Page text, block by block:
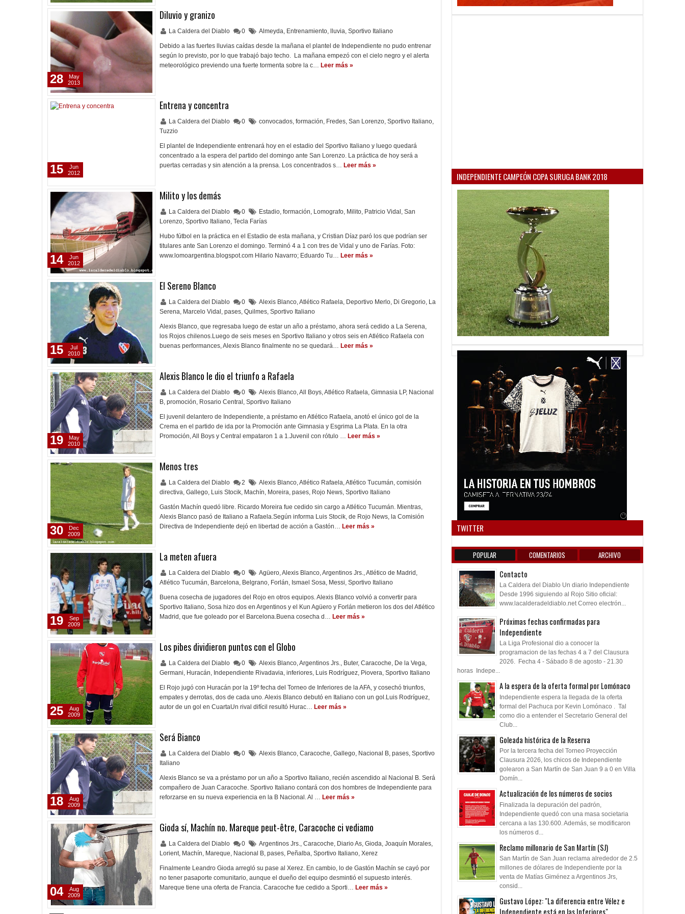
Diluvio y granizo
La Caldera del Diablo 0 Almeyda, Entrenamiento, lluvia, Sportivo Italiano
Debido a las fuertes lluvias caídas desde la mañana el plantel de Independiente no pudo entrenar
según lo previsto, por lo que trabajó bajo techo. La mañana empezó con el cielo negro y el alerta
meteorológico previendo una fuerte tormenta sobre la c… Leer más »
28
May
2013
Entrena y concentra
La Caldera del Diablo 0 convocados, formación, Fredes, San Lorenzo, Sportivo Italiano,
Tuzzio
El plantel de Independiente entrenará hoy en el estadio del Sportivo Italiano y luego quedará
concentrado a la espera del partido del domingo ante San Lorenzo. La práctica de hoy será a
puertas cerradas y sin atención a la prensa. Los concentrados s… Leer más »
15
Jun
2012
Milito y los demás
La Caldera del Diablo 0 Estadio, formación, Lomografo, Milito, Patricio Vidal , San
Lorenzo, Sportivo Italiano, Tecla Farías
Hubo fútbol en la práctica en el Estadio de esta mañana, y Cristian Díaz paró los que podrían ser
titulares ante San Lorenzo el domingo. Terminó 4 a 1 con tres de Vidal y uno de Farías. Foto:
www.lomoargentina.blogspot.com Hilario Navarro; Eduardo Tu… Leer más »
14
Jun
2012
El Sereno Blanco
La Caldera del Diablo 0 Alexis Blanco,Atlético Rafaela, Deportivo Merlo, Di Gregorio, La
Serena, Marcelo Vidal , pases, Quilmes, Sportivo Italiano
Alexis Blanco, que regresaba luego de estar un año a préstamo, ahora será cedido a La Serena,
los Rojos chilenos.Luego de seis meses en Sportivo Italiano y otros seis en Atlético Rafaela con
buenas performances, Alexis Blanco finalmente no se quedará… Leer más »
15
Jul
2010
Alexis Blanco le dio el triunfo a Rafaela
La Caldera del Diablo 0 Alexis Blanco,All Boys,Atlético Rafaela, Gimnasia LP, Nacional
B, promoción, Rosario Central , Sportivo Italiano
El juvenil delantero de Independiente, a préstamo en Atlético Rafaela, anotó el único gol de la
Crema en el partido de ida por la Promoción ante Gimnasia y Esgrima La Plata. En la otra
Promoción, All Boys y Central empataron 1 a 1.Juvenil con rótulo … Leer más »
19
May
2010
Menos tres
La Caldera del Diablo 2 Alexis Blanco,Atlético Rafaela,Atlético Tucumán, comisión
directiva, Gallego, Luis Stocik, Machín, Moreira, pases, Rojo News, Sportivo Italiano
Gastón Machín quedó libre. Ricardo Moreira fue cedido sin cargo a Atlético Tucumán. Mientras,
Alexis Blanco pasó de Italiano a Rafaela.Según informa Luis Stocik, de Rojo News, la Comisión
Directiva de Independiente dejó en libertad de acción a Gastón… Leer más »
30
Dec
2009
La meten afuera
La Caldera del Diablo 0 Agüero,Alexis Blanco,Argentinos Jrs.,Atlético de Madrid ,
Atlético Tucumán, Barcelona, Belgrano, Forlán, Ismael Sosa, Messi, Sportivo Italiano
Buena cosecha de jugadores del Rojo en otros equipos. Alexis Blanco volvió a convertir para
Sportivo Italiano, Sosa hizo dos en Argentinos y el Kun Agüero y Forlán metieron los dos del Atlético
Madrid, que fue goleado por el Barcelona.Buena cosecha d… Leer más »
19
Sep
2009
Los pibes dividieron puntos con el Globo
La Caldera del Diablo 0 Alexis Blanco,Argentinos Jrs., Buter, Caracoche, De la Vega,
Germani, Huracán, Independiente Rivadavia, inferiores, Luis Rodríguez, Piovera, Sportivo Italiano
El Rojo jugó con Huracán por la 19º fecha del Torneo de Inferiores de la AFA, y cosechó triunfos,
empates y derrotas, dos de cada uno. Alexis Blanco debutó en Italiano con un gol.Luis Rodríguez,
autor de un gol en CuartaUn rival difícil resultó Hurac… Leer más »
25
Aug
2009
Será Bianco
La Caldera del Diablo 0 Alexis Blanco, Caracoche, Gallego, Nacional B, pases, Sportivo
Italiano
Alexis Blanco se va a préstamo por un año a Sportivo Italiano, recién ascendido al Nacional B. Será
compañero de Juan Caracoche. Sportivo Italiano contará con dos hombres de Independiente para
reforzarse en su nueva experiencia en la B Nacional. Al … Leer más »
18
Aug
2009
Gioda sí, Machín no. Mareque peut-être, Caracoche ci vediamo
La Caldera del Diablo 0 Argentinos Jrs., Caracoche, Diario As, Gioda, Joaquín Morales,
Lorient, Machín, Mareque, Nacional B, pases, Peñalba, Sportivo Italiano, Xerez
Finalmente Leandro Gioda arregló su pase al Xerez. En cambio, lo de Gastón Machín se cayó por
no tener pasaporte comunitario, aunque el dueño del equipo desmintió el supuesto interés.
Mareque tiene una oferta de Francia. Caracoche fue cedido a Sporti… Leer más »
04
Aug
2009
INDEPENDIENTE CAMPEÓN COPA SURUGA BANK 2018
TWITTER
POPULAR COMENTARIOS ARCHIVO
Contacto
La Caldera del Diablo Un diario Independiente
Desde 1996 siguiendo al Rojo Sitio oficial:
www.lacalderadeldiablo.net Correo electrón...
Próximas fechas confirmadas para
Independiente
La Liga Profesional dio a conocer la
programacion de las fechas 4 a 7 del Clausura
2026. Fecha 4 - Sábado 8 de agosto - 21.30
horas Indepe...
A la espera de la oferta formal por Lomónaco
Independiente espera la llegada de la oferta
formal del Pachuca por Kevin Lomónaco . Tal
como dio a entender el Secretario General del
Club...
Goleada histórica de la Reserva
Por la tercera fecha del Torneo Proyección
Clausura 2026, los chicos de Independiente
golearon a San Martín de San Juan 9 a 0 en Villa
Domín...
Actualización de los números de socios
Finalizada la depuración del padrón,
Independiente quedó con una masa societaria
cercana a las 130.600. Además, se modificaron
los números d...
Reclamo millonario de San Martín (SJ)
San Martín de San Juan reclama alrededor de 2.5
millones de dólares de Independiente por la
venta de Matías Giménez a Argentinos Jrs,
consid...
Gustavo López: "La diferencia entre Vélez e
Independiente está en las Inferiores"